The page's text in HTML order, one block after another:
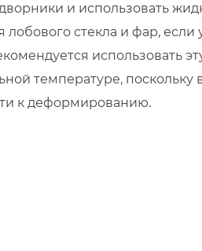
и использовать
лобового стекла и фар, если
использовать
температуре, поскольку
к деформированию.